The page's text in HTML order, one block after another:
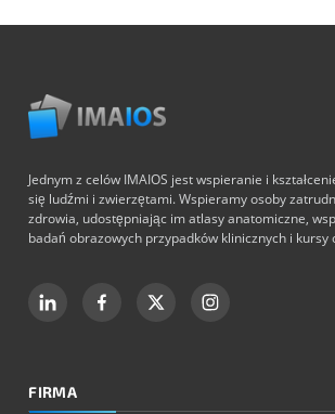
Jednym z celów IMAIOS jest wspieranie i
się ludźmi i zwierzętami. Wspieramy osoby
zdrowia, udostępniając im atlasy anatomiczne,
badań obrazowych przypadków klinicznych i kursy
FIRMA